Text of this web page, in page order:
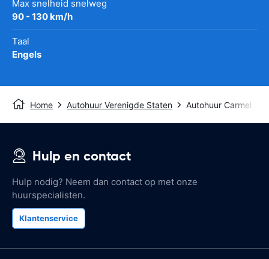
Max snelheid snelweg
90 - 130 km/h
Taal
Engels
Home Autohuur Verenigde Staten Autohuur Carmel
Hulp en contact
Hulp nodig? Neem dan contact op met onze
huurspecialisten.
Klantenservice